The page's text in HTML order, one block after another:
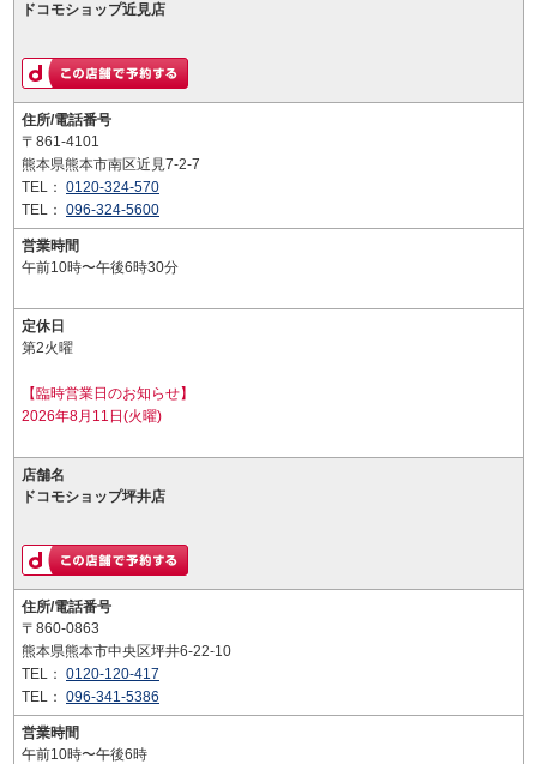
ドコモショップ近見店
住所/電話番号
〒861-4101
熊本県熊本市南区近見7-2-7
TEL： 0120-324-570
TEL： 096-324-5600
営業時間
午前10時〜午後6時30分
定休日
第2火曜
【臨時営業日のお知らせ】
2026年8月11日(火曜)
店舗名
ドコモショップ坪井店
住所/電話番号
〒860-0863
熊本県熊本市中央区坪井6-22-10
TEL： 0120-120-417
TEL： 096-341-5386
営業時間
午前10時〜午後6時